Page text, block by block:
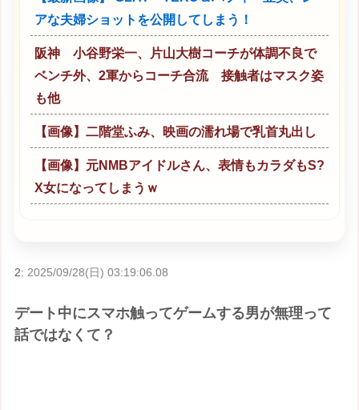
アな夫婦ショットを公開してしまう！
阪神 小谷野栄一、片山大樹コーチが体調不良で
ベンチ外、2軍からコーチ合流 接触者はマスク姿
も他
【画像】二階堂ふみ、映画の濡れ場で乳首丸出し
【画像】元NMBアイドルさん、表情もカラダもS?
X女になってしまうｗ
2: 2025/09/28(日) 03:19:06.08
デート中にスマホ触ってゲームする男が無理って
話ではなくて？